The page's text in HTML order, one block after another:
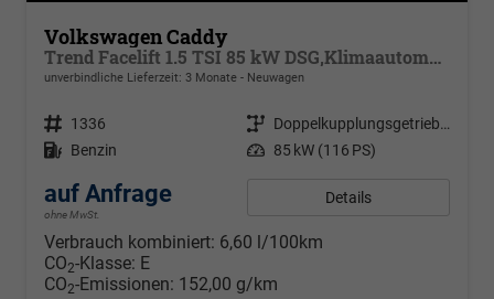
Volkswagen Caddy
Trend Facelift 1.5 TSI 85 kW DSG,Klimaautomatik, 5 Sitze, Zuziehhilfe Schiebetüren + Heckklappe, PDC v+h, ACC, Side Assist Blind Spot, Ausparkhilfe, Ausstiegswarner, Digital Cockpit PRO, Radioanlage Navigationsvorbereituing,, Mittearmlehne verstellbar
unverbindliche Lieferzeit: 3 Monate Neuwagen
Fahrzeugnr. 1336 Getriebe
Doppelkupplungsgetriebe (DSG)
Kraftstoff Benzin Leistung 85 kW (116 PS)
auf Anfrage
ohne MwSt.
Details
Verbrauch kombiniert: 6,60 l/100km
CO2-Klasse: E
CO2-Emissionen: 152,00 g/km